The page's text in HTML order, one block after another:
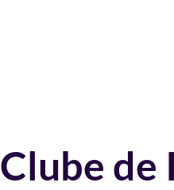
Clube de